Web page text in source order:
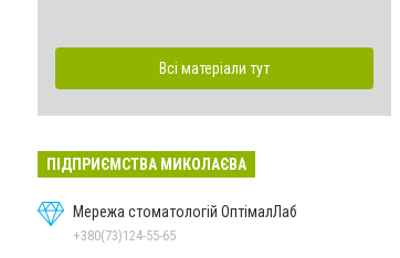
Всі матеріали тут
ПІДПРИЄМСТВА МИКОЛАЄВА
Мережа стоматологій ОптімалЛаб
+380(73)124-55-65